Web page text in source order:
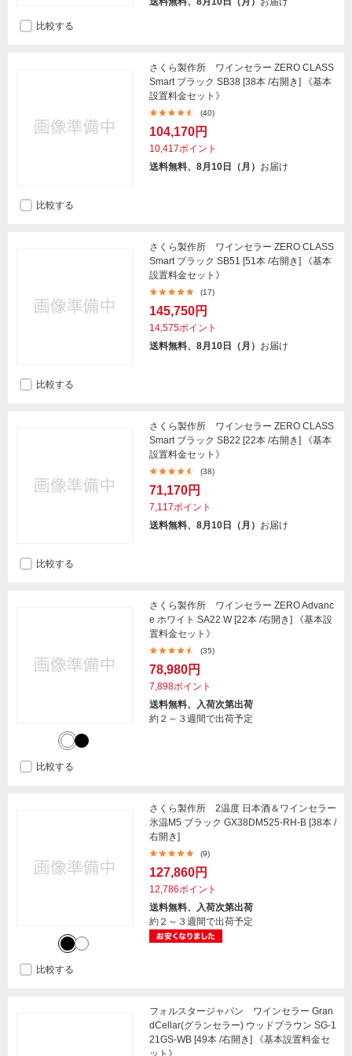
比較する
さくら製作所 ワインセラー ZERO CLASS
Smart ブラック SB38 [38本 /右開き] 《基本
設置料金セット》
(40)
104,170円
10,417ポイント
送料無料、8月10日（月） お届け
比較する
さくら製作所 ワインセラー ZERO CLASS
Smart ブラック SB51 [51本 /右開き] 《基本
設置料金セット》
(17)
145,750円
14,575ポイント
送料無料、8月10日（月） お届け
比較する
さくら製作所 ワインセラー ZERO CLASS
Smart ブラック SB22 [22本 /右開き] 《基本
設置料金セット》
(38)
71,170円
7,117ポイント
送料無料、8月10日（月） お届け
比較する
さくら製作所 ワインセラー ZERO Advanc
e ホワイト SA22 W [22本 /右開き] 《基本設
置料金セット》
(35)
78,980円
7,898ポイント
送料無料、入荷次第出荷
約２～３週間で出荷予定
比較する
さくら製作所 2温度 日本酒＆ワインセラー
氷温M5 ブラック GX38DM525-RH-B [38本 /
右開き]
(9)
127,860円
12,786ポイント
送料無料、入荷次第出荷
約２～３週間で出荷予定
比較する
フォルスタージャパン ワインセラー Gran
dCellar(グランセラー) ウッドブラウン SG-1
21GS-WB [49本 /右開き] 《基本設置料金セ
ット》